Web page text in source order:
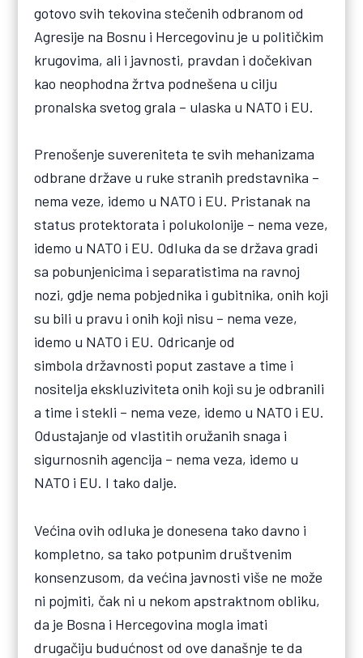
gotovo svih tekovina stečenih odbranom od
Agresije na Bosnu i Hercegovinu je u političkim
krugovima, ali i javnosti, pravdan i dočekivan
kao neophodna žrtva podnešena u cilju
pronalska svetog grala – ulaska u NATO i EU.
Prenošenje suvereniteta te svih mehanizama
odbrane države u ruke stranih predstavnika –
nema veze, idemo u NATO i EU. Pristanak na
status protektorata i polukolonije – nema veze,
idemo u NATO i EU. Odluka da se država gradi
sa pobunjenicima i separatistima na ravnoj
nozi, gdje nema pobjednika i gubitnika, onih koji
su bili u pravu i onih koji nisu – nema veze,
idemo u NATO i EU. Odricanje od
simbola državnosti poput zastave a time i
nositelja ekskluziviteta onih koji su je odbranili
a time i stekli – nema veze, idemo u NATO i EU.
Odustajanje od vlastitih oružanih snaga i
sigurnosnih agencija – nema veza, idemo u
NATO i EU. I tako dalje.
Većina ovih odluka je donesena tako davno i
kompletno, sa tako potpunim društvenim
konsenzusom, da većina javnosti više ne može
ni pojmiti, čak ni u nekom apstraktnom obliku,
da je Bosna i Hercegovina mogla imati
drugačiju budućnost od ove današnje te da